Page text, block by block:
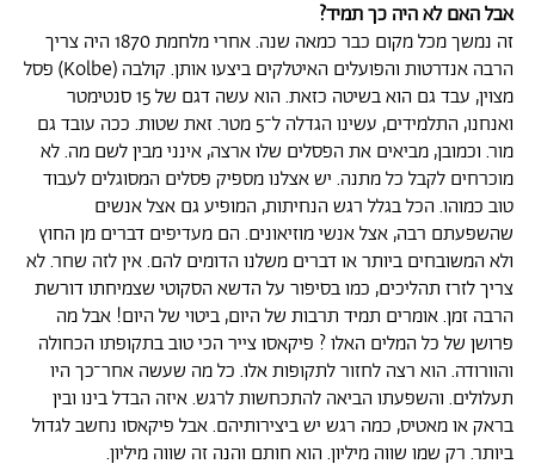
אבל האם לא היה כך תמיד?
זה נמשך מכל מקום כבר כמאה שנה. אחרי מלחמת 1870 היה צריך
הרבה אנדרטות והפועלים האיטלקים ביצעו אותן. קולבה (Kolbe) פסל
מצוין, עבד גם הוא בשיטה כזאת. הוא עשה דגם של 15 סנטימטר
ואנחנו, התלמידים, עשינו הגדלה ל־5 מטר. זאת שטות. ככה עובד גם
מור. וכמובן, מביאים את הפסלים שלו ארצה, אינני מבין לשם מה. לא
מוכרחים לקבל כל מתנה. יש אצלנו מספיק פסלים המסוגלים לעבוד
טוב כמוהו. הכל בגלל רגש הנחיתות, המופיע גם אצל אנשים
שהשפעתם רבה, אצל אנשי מוזיאונים. הם מעדיפים דברים מן החוץ
ולא המשובחים ביותר או דברים משלנו הדומים להם. אין לזה שחר. לא
צריך לזרז תהליכים, כמו בסיפור על הדשא הסקוטי שצמיחתו דורשת
הרבה זמן. אומרים תמיד תרבות של היום, ביטוי של היום! אבל מה
פרושן של כל המלים האלו ? פיקאסו צייר הכי טוב בתקופתו הכחולה
והוורודה. הוא רצה לחזור לתקופות אלו. כל מה שעשה אחר־כך היו
תעלולים. והשפעתו הביאה להתכחשות לרגש. איזה הבדל בינו ובין
בראק או מאטיס, כמה רגש יש ביצירותיהם. אבל פיקאסו נחשב לגדול
ביותר. רק שמו שווה מיליון. הוא חותם והנה זה שווה מיליון.